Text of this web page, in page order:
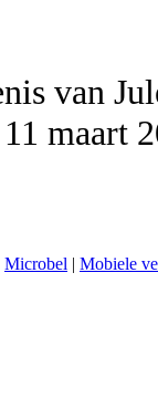
maart
Microbel | Mobiele